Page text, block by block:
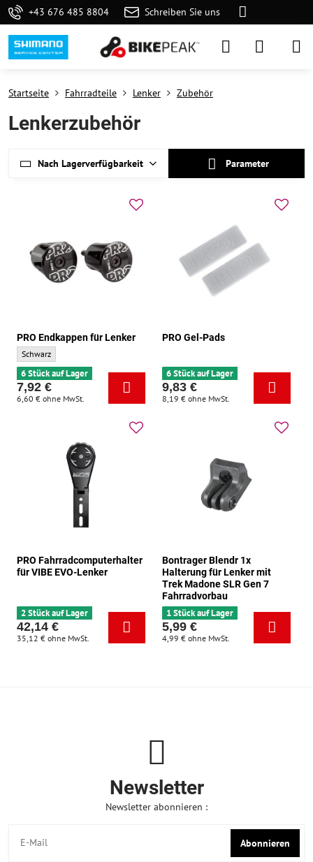
+43 676 485 8804 Schreiben Sie uns
Startseite Fahrradteile Lenker Zubehör
Lenkerzubehör
Nach Lagerverfügbarkeit Parameter
PRO Endkappen für Lenker
PRO Endkappen für Lenker - Grundfarbe:
Schwarz
6 Stück auf Lager
7,92 €
6,60 € ohne MwSt.
PRO Gel-Pads
6 Stück auf Lager
9,83 €
8,19 € ohne MwSt.
PRO Fahrradcomputerhalter
für VIBE EVO-Lenker
2 Stück auf Lager
42,14 €
35,12 € ohne MwSt.
Bontrager Blendr 1x
Halterung für Lenker mit
Trek Madone SLR Gen 7
Fahrradvorbau
1 Stück auf Lager
5,99 €
4,99 € ohne MwSt.
Newsletter
Newsletter abonnieren :
Abonnieren